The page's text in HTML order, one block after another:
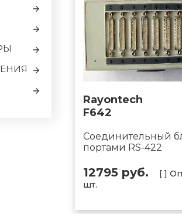
Rayontech
F642
Cоединительный
портами RS-422
12795 руб.
[ ]
шт.